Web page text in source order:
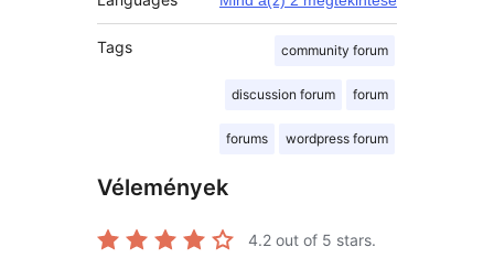
Tags community forum
discussion forum forum
forums wordpress forum
Vélemények
4.2 out of 5 stars.